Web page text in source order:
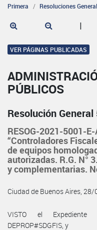
Primera Resoluciones
|
VER PÁGINAS PUBLICADAS
PÚBLICOS
Resolución
RESOG-2021-5001-
“Controladores
de equipos
autorizadas. R.G. N°
y complementarias.
Ciudad de Buenos Aires,
VISTO el Expediente
DEPROP#SDGFIS, y